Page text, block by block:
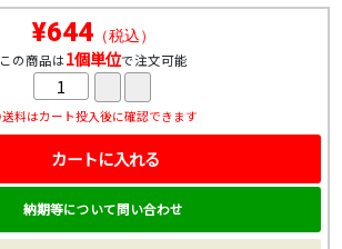
¥644（税込）
この商品は1個単位で注文可能
送料はカート投入後に確認できます
カートに入れる
納期等について問い合わせ